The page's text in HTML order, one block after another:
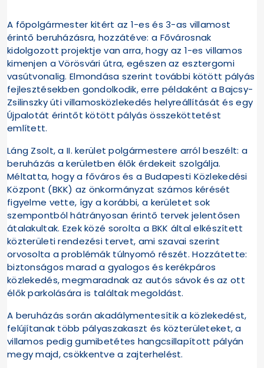
A főpolgármester kitért az 1-es és 3-as villamost
érintő beruházásra, hozzátéve: a Fővárosnak
kidolgozott projektje van arra, hogy az 1-es villamos
kimenjen a Vörösvári útra, egészen az esztergomi
vasútvonalig. Elmondása szerint további kötött pályás
fejlesztésekben gondolkodik, erre példaként a Bajcsy-
Zsilinszky úti villamosközlekedés helyreállítását és egy
Újpalotát érintőt kötött pályás összeköttetést
említett.
Láng Zsolt, a II. kerület polgármestere arról beszélt: a
beruházás a kerületben élők érdekeit szolgálja.
Méltatta, hogy a főváros és a Budapesti Közlekedési
Központ (BKK) az önkormányzat számos kérését
figyelme vette, így a korábbi, a kerületet sok
szempontból hátrányosan érintő tervek jelentősen
átalakultak. Ezek közé sorolta a BKK által elkészített
közterületi rendezési tervet, ami szavai szerint
orvosolta a problémák túlnyomó részét. Hozzátette:
biztonságos marad a gyalogos és kerékpáros
közlekedés, megmaradnak az autós sávok és az ott
élők parkolására is találtak megoldást.
A beruházás során akadálymentesítik a közlekedést,
felújítanak több pályaszakaszt és közterületeket, a
villamos pedig gumibetétes hangcsillapított pályán
megy majd, csökkentve a zajterhelést.